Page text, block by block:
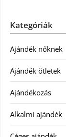
Kategóriák
Ajándék nőknek
Ajándék ötletek
Ajándékozás
Alkalmi ajándék